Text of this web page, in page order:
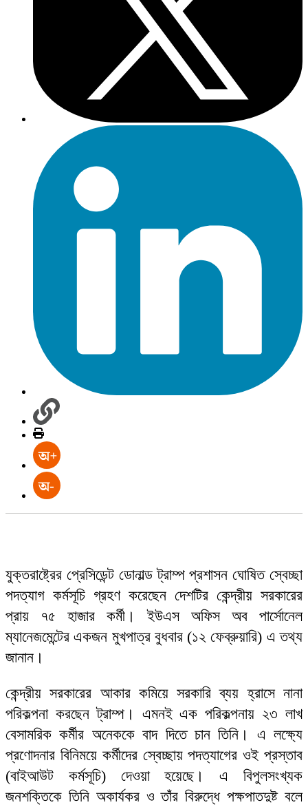
যুক্তরাষ্ট্রের প্রেসিডেন্ট ডোনাল্ড ট্রাম্প প্রশাসন ঘোষিত স্বেচ্ছা
পদত্যাগ কর্মসূচি গ্রহণ করেছেন দেশটির কেন্দ্রীয় সরকারের
প্রায় ৭৫ হাজার কর্মী। ইউএস অফিস অব পার্সোনেল
ম্যানেজমেন্টের একজন মুখপাত্র বুধবার (১২ ফেব্রুয়ারি) এ তথ্য
জানান।
কেন্দ্রীয় সরকারের আকার কমিয়ে সরকারি ব্যয় হ্রাসে নানা
পরিকল্পনা করছেন ট্রাম্প। এমনই এক পরিকল্পনায় ২৩ লাখ
বেসামরিক কর্মীর অনেককে বাদ দিতে চান তিনি। এ লক্ষ্যে
প্রণোদনার বিনিময়ে কর্মীদের স্বেচ্ছায় পদত্যাগের ওই প্রস্তাব
(বাইআউট কর্মসূচি) দেওয়া হয়েছে। এ বিপুলসংখ্যক
জনশক্তিকে তিনি অকার্যকর ও তাঁর বিরুদ্ধে পক্ষপাতদুষ্ট বলে